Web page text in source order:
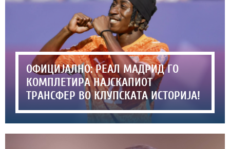
ОФИЦИЈАЛНО: РЕАЛ МАДРИД ГО
КОМПЛЕТИРА НАЈСКАПИОТ
ТРАНСФЕР ВО КЛУПСКАТА ИСТОРИЈА!